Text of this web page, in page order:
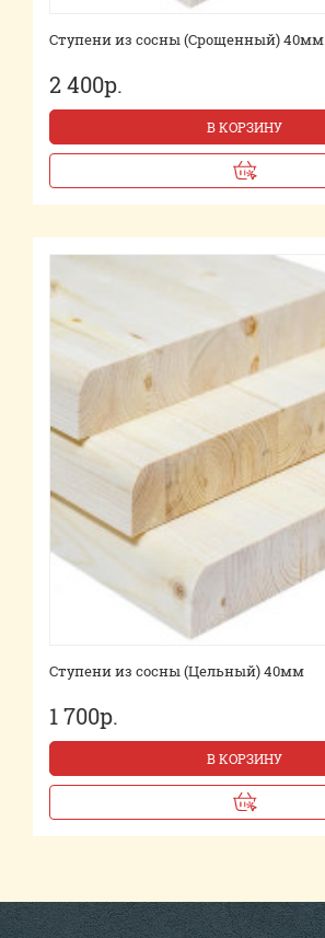
Ступени из сосны (Срощенный) 40мм
2 400р.
В КОРЗИНУ
Ступени из сосны (Цельный) 40мм
1 700р.
В КОРЗИНУ